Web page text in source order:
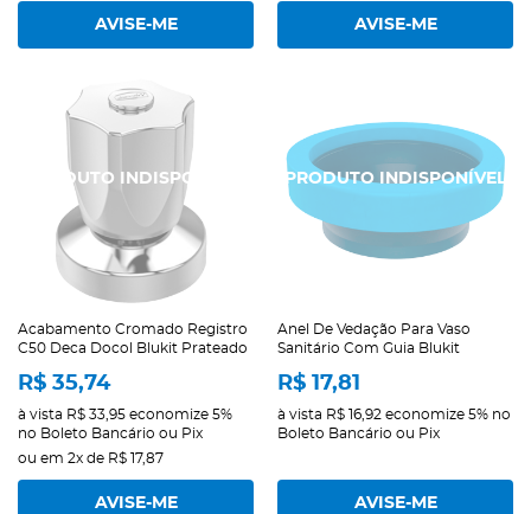
AVISE-ME AVISE-ME
Acabamento Cromado Registro
C50 Deca Docol Blukit Prateado
R$ 35,74
à vista R$ 33,95 economize 5%
no Boleto Bancário ou Pix
ou em 2x de R$ 17,87
AVISE-ME
Anel De Vedação Para Vaso
Sanitário Com Guia Blukit
R$ 17,81
à vista R$ 16,92 economize 5% no
Boleto Bancário ou Pix
AVISE-ME